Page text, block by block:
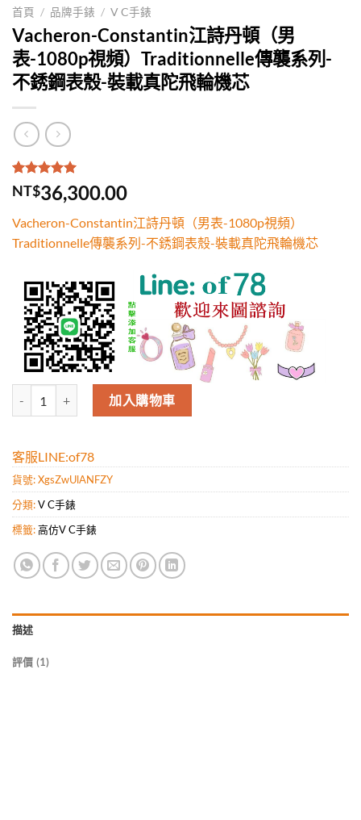
首頁 / 品牌手錶 / V C手錶
Vacheron-Constantin江詩丹頓（男
表-1080p視頻）Traditionnelle傳襲系列-
不銹鋼表殼-裝載真陀飛輪機芯
評分5.00 /
5，已有
1
位
分
NT$36,300.00
Vacheron-Constantin江詩丹頓（男表-1080p視頻）
Traditionnelle傳襲系列-不銹鋼表殼-裝載真陀飛輪機芯
Vacheron-Constantin江詩丹頓（男表-1080p視頻）Traditionnelle傳
加入購物車
客服LINE:of78
貨號:XgsZwUlANFZY
分類:V C手錶
標籤:高仿V C手錶
描述
評價 (1)